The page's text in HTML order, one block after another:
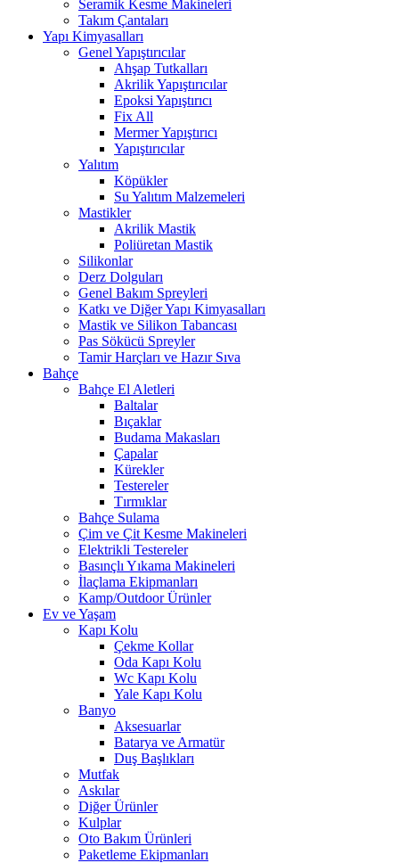
Seramik Kesme Makineleri
Takım Çantaları
Yapı Kimyasalları
Genel Yapıştırıcılar
Ahşap Tutkalları
Akrilik Yapıştırıcılar
Epoksi Yapıştırıcı
Fix All
Mermer Yapıştırıcı
Yapıştırıcılar
Yalıtım
Köpükler
Su Yalıtım Malzemeleri
Mastikler
Akrilik Mastik
Poliüretan Mastik
Silikonlar
Derz Dolguları
Genel Bakım Spreyleri
Katkı ve Diğer Yapı Kimyasalları
Mastik ve Silikon Tabancası
Pas Sökücü Spreyler
Tamir Harçları ve Hazır Sıva
Bahçe
Bahçe El Aletleri
Baltalar
Bıçaklar
Budama Makasları
Çapalar
Kürekler
Testereler
Tırmıklar
Bahçe Sulama
Çim ve Çit Kesme Makineleri
Elektrikli Testereler
Basınçlı Yıkama Makineleri
İlaçlama Ekipmanları
Kamp/Outdoor Ürünler
Ev ve Yaşam
Kapı Kolu
Çekme Kollar
Oda Kapı Kolu
Wc Kapı Kolu
Yale Kapı Kolu
Banyo
Aksesuarlar
Batarya ve Armatür
Duş Başlıkları
Mutfak
Askılar
Diğer Ürünler
Kulplar
Oto Bakım Ürünleri
Paketleme Ekipmanları